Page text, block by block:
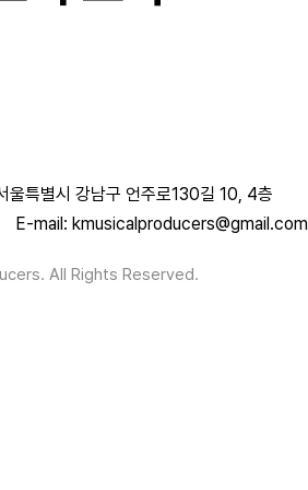
울특별시 강남구 언주로130길 10, 4층
E-mail: kmusicalproducers@gmail.com
All Rights Reserved.